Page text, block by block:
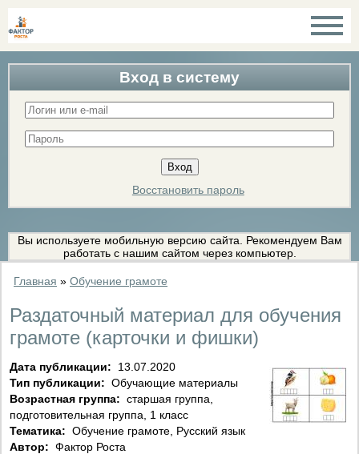
Вход в систему
Восстановить пароль
Вы используете мобильную версию сайта. Рекомендуем Вам
работать с нашим сайтом через компьютер.
Главная » Обучение грамоте
Раздаточный материал для обучения
грамоте (карточки и фишки)
Дата публикации:
13.07.2020
Тип публикации: Обучающие материалы
Возрастная группа: старшая группа,
подготовительная группа, 1 класс
Тематика: Обучение грамоте, Русский язык
Автор: Фактор Роста